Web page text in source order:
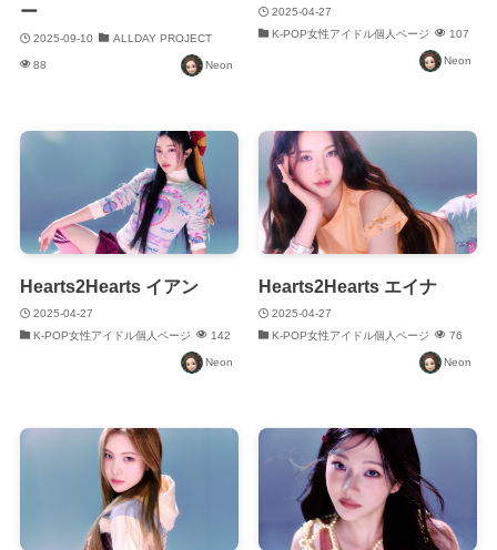
ー
2025-09-10 ALLDAY PROJECT
88 Neon
2025-04-27
K-POP女性アイドル個人ページ
107
Neon
Hearts2Hearts イアン
2025-04-27
K-POP女性アイドル個人ページ
142
Neon
Hearts2Hearts エイナ
2025-04-27
K-POP女性アイドル個人ページ
76
Neon